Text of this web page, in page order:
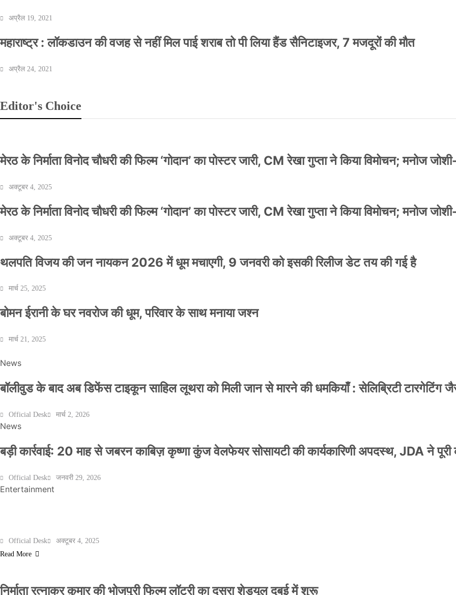
अप्रैल 19, 2021
महाराष्ट्र : लॉकडाउन की वजह से नहीं मिल पाई शराब तो पी लिया हैंड सैनिटाइजर, 7 मजदूरों की मौत
अप्रैल 24, 2021
Editor's Choice
मेरठ के निर्माता विनोद चौधरी की फिल्म ‘गोदान’ का पोस्टर जारी, CM रेखा गुप्ता ने किया विमोचन; मनोज
अक्टूबर 4, 2025
मेरठ के निर्माता विनोद चौधरी की फिल्म ‘गोदान’ का पोस्टर जारी, CM रेखा गुप्ता ने किया विमोचन; मनोज
अक्टूबर 4, 2025
थलपति विजय की जन नायकन 2026 में धूम मचाएगी, 9 जनवरी को इसकी रिलीज डेट तय की गई है
मार्च 25, 2025
बोमन ईरानी के घर नवरोज की धूम, परिवार के साथ मनाया जश्न
मार्च 21, 2025
News
बॉलीवुड के बाद अब डिफेंस टाइकून साहिल लूथरा को मिली जान से मारने की धमकियाँ : सेलिब्रिटी टारगेटिंग
Official Desk मार्च 2, 2026
News
बड़ी कार्रवाई: 20 माह से जबरन काबिज़ कृष्णा कुंज वेलफेयर सोसायटी की कार्यकारिणी अपदस्थ, JDA ने पूरी
Official Desk जनवरी 29, 2026
Entertainment
Official Desk
अक्टूबर 4, 2025
Read More
निर्माता रत्नाकर कुमार की भोजपुरी फिल्म लॉटरी का दूसरा शेड्यूल दुबई में शुरू